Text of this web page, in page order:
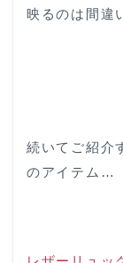
映るのは間違
続いてご紹介
のアイテム…